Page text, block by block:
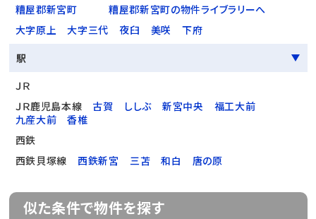
糟屋郡新宮町
糟屋郡新宮町の物件ライブラリーへ
大字原上
大字三代 夜臼 美咲
下府
駅
ＪＲ
ＪＲ鹿児島本線
古賀 ししぶ 新宮中央
福工大前
九産大前
香椎
西鉄
西鉄貝塚線
西鉄新宮 三苫 和白 唐の原
似た条件で物件を探す